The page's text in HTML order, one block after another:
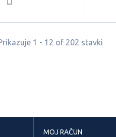
1 - 12 of 202 stavki
MOJ RAČUN